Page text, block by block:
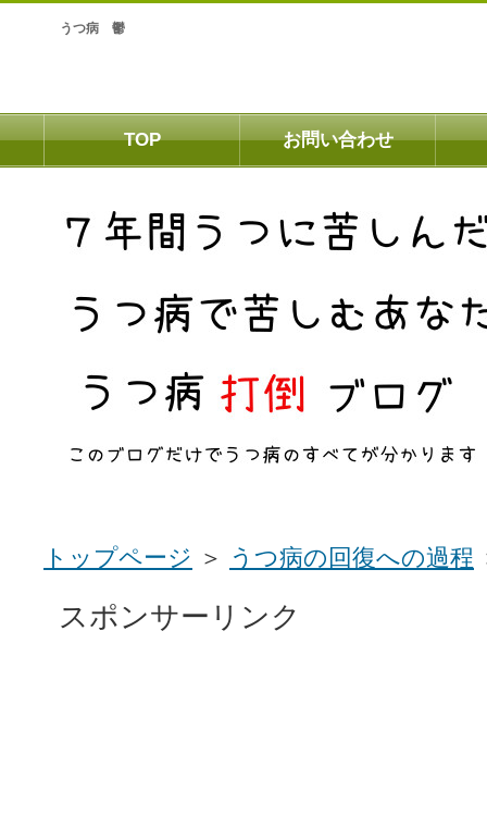
うつ病 鬱
トップページ ＞ うつ病の回復への過程
スポンサーリンク
TOP お問い合わせ